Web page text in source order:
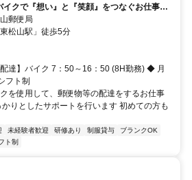
イクで『想い』と『笑顔』をつなぐお仕事し
郵便局
松山駅」徒歩5分
達】バイク 7：50～16：50 (8H勤務) ◆ 月
フト制
を使用して、郵便物等の配達をするお仕事
りとしたサポートを行います 初めての方も
未経験者歓迎 研修あり 制服貸与
ブランクOK
ト制